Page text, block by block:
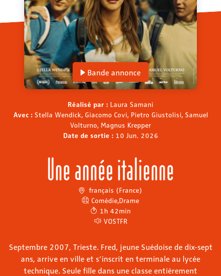
Bande annonce
Réalisé par : Laura Samani
Avec : Stella Wendick, Giacomo Covi, Pietro Giustolisi, Samuel
Volturno, Magnus Krepper
Date de sortie : 10 Jun. 2026
Une année italienne
français (France)
Comédie Drame
1h 42min
VOSTFR
Septembre 2007, Trieste. Fred, jeune Suédoise de dix-sept
ans, arrive en ville et s’inscrit en terminale au lycée
technique. Seule fille dans une classe entièrement